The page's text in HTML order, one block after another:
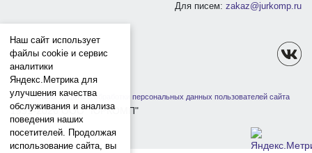
Для писем: zakaz@jurkomp.ru
Политика защиты и обработки персональных данных пользователей сайта
1991-2026 ООО "ЮРКОМП"
Наш сайт использует
файлы cookie и сервис
аналитики
Яндекс.Метрика для
улучшения качества
обслуживания и анализа
поведения наших
посетителей. Продолжая
использование сайта, вы